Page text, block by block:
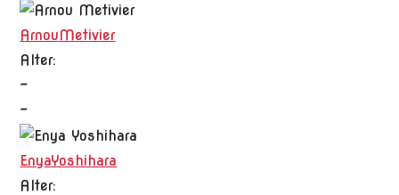
ArnouMetivier
Alter:
-
-
EnyaYoshihara
Alter: